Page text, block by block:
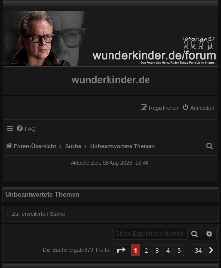
wunderkinder.de
Anmelden
Registrieren
FAQ
Foren-Übersicht Suche Unbeantwortete Themen
Aktuelle Zeit: 08 Aug 2026, 10:46
Unbeantwortete Themen
Zur erweiterten Suche
Suche
Die Suche ergab 679 Treffer Seite 1von 34
1 2 3 4 5 34